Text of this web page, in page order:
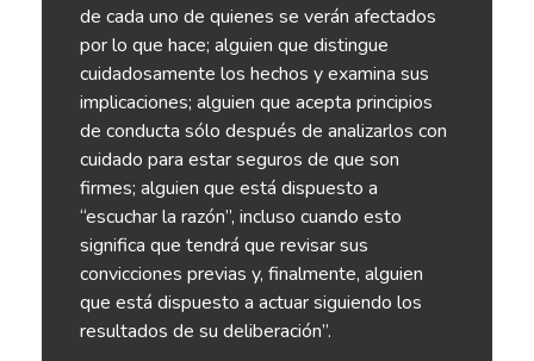
de cada uno de quienes se verán afectados
por lo que hace; alguien que distingue
cuidadosamente los hechos y examina sus
implicaciones; alguien que acepta principios
de conducta sólo después de analizarlos con
cuidado para estar seguros de que son
firmes; alguien que está dispuesto a
“escuchar la razón”, incluso cuando esto
significa que tendrá que revisar sus
convicciones previas y, finalmente, alguien
que está dispuesto a actuar siguiendo los
resultados de su deliberación”.